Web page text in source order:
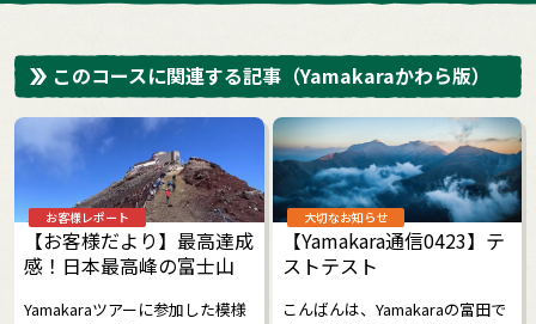
このコースに関連する記事 （Yamakaraかわら版）
お客様レポート
【お客様だより】最高達成
感！日本最高峰の富士山
Yamakaraツアーに参加した模様
大切なお知らせ
【Yamakara通信0423】テ
ストテスト
こんばんは、Yamakaraの富田で